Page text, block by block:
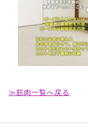
≫筋肉一覧へ戻る